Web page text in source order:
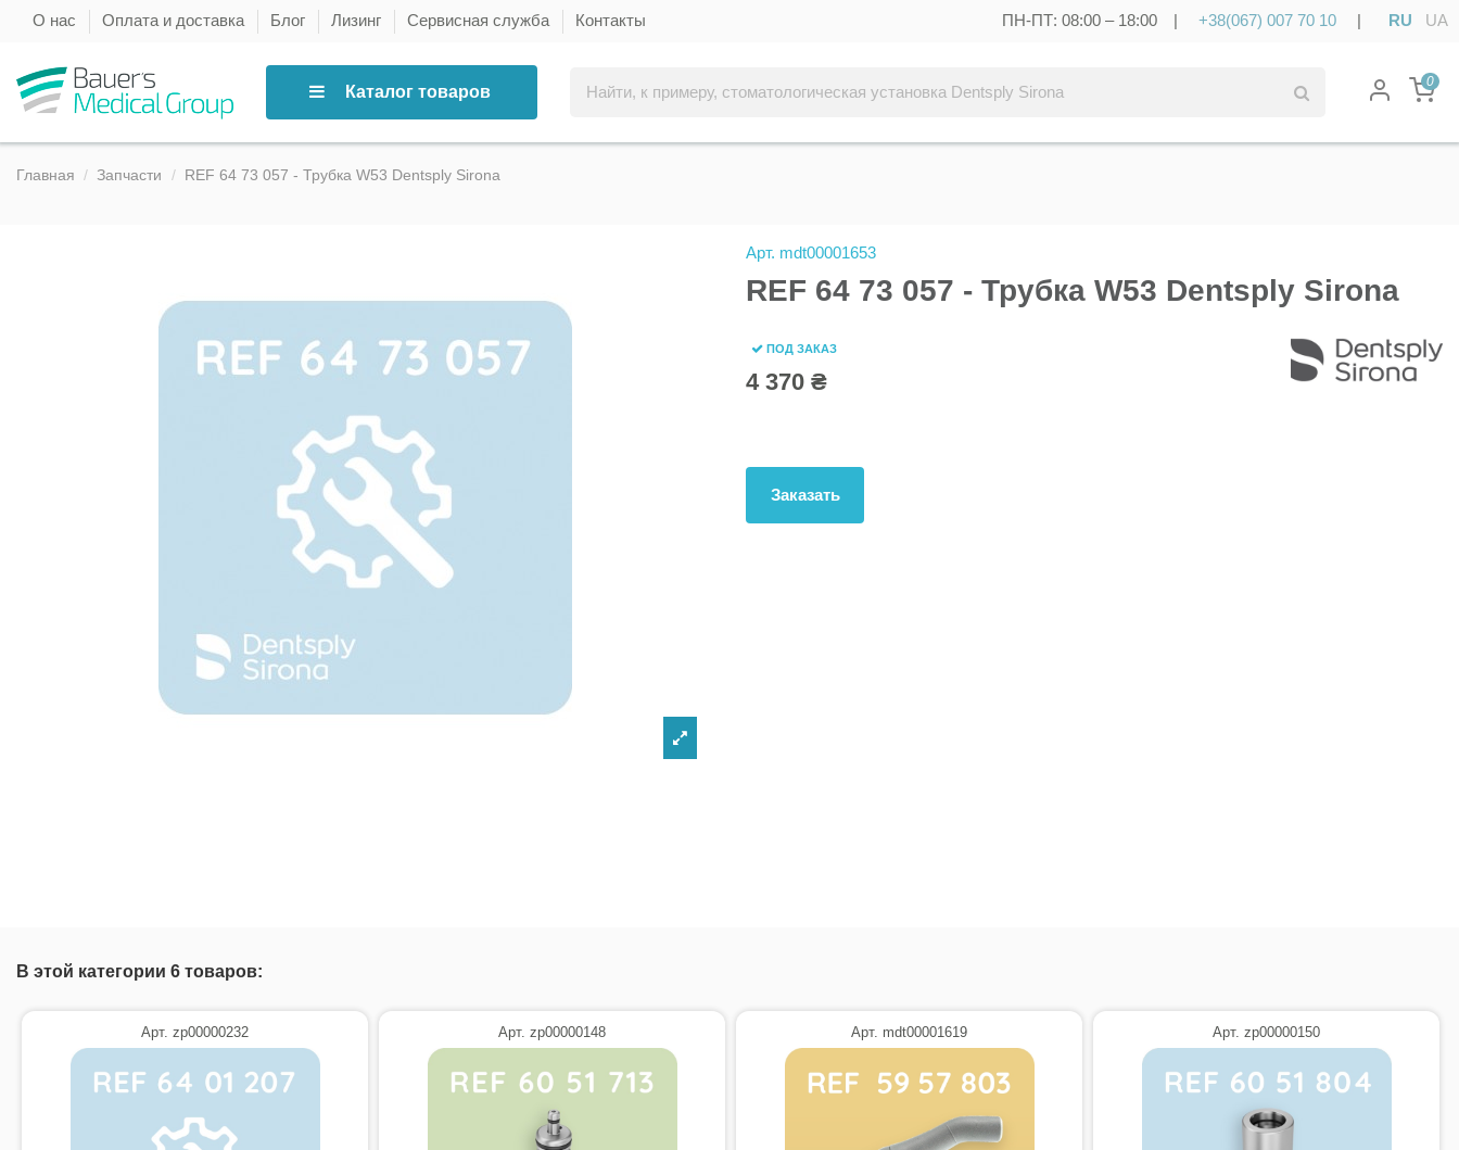
О нас Оплата и доставка Блог Лизинг Сервисная служба Контакты ПН-ПТ: 08:00 – 18:00 | +38(067) 007 70 10 | RU UA
Каталог товаров
0
Главная Запчасти REF 64 73 057 - Трубка W53 Dentsply Sirona
Арт. mdt00001653
REF 64 73 057 - Трубка W53 Dentsply Sirona
ПОД ЗАКАЗ
4 370 ₴
Заказать
В этой категории 6 товаров:
Арт. zp00000232 Арт. zp00000148 Арт. mdt00001619 Арт. zp00000150